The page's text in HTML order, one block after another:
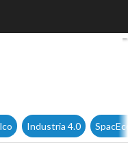
i medici del
Industria 4.0